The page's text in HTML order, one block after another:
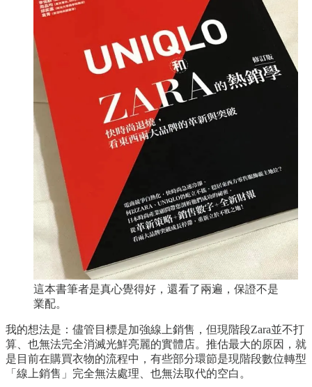
這本書筆者是真心覺得好，還看了兩遍，保證不是
業配。
我的想法是：儘管目標是加強線上銷售，但現階段Zara並不打
算、也無法完全消滅光鮮亮麗的實體店。推估最大的原因，就
是目前在購買衣物的流程中，有些部分環節是現階段數位轉型
「線上銷售」完全無法處理、也無法取代的空白。